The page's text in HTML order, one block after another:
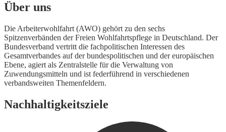
Über uns
Die Arbeiterwohlfahrt (AWO) gehört zu den sechs
Spitzenverbänden der Freien Wohlfahrtspflege in Deutschland. Der
Bundesverband vertritt die fachpolitischen Interessen des
Gesamtverbandes auf der bundespolitischen und der europäischen
Ebene, agiert als Zentralstelle für die Verwaltung von
Zuwendungsmitteln und ist federführend in verschiedenen
verbandsweiten Themenfeldern.
Nachhaltigkeitsziele